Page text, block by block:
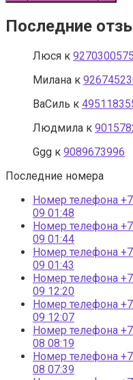
Последние
Люся к 9270300575
Милана к
ВаСиль к
Людмила к
Ggg к 9089673996
Последние номера
Номер телефона
09 01:48
Номер телефона
09 01:44
Номер телефона
09 01:43
Номер телефона
09 12:20
Номер телефона
09 12:07
Номер телефона
08 08:19
Номер телефона
08 07:39